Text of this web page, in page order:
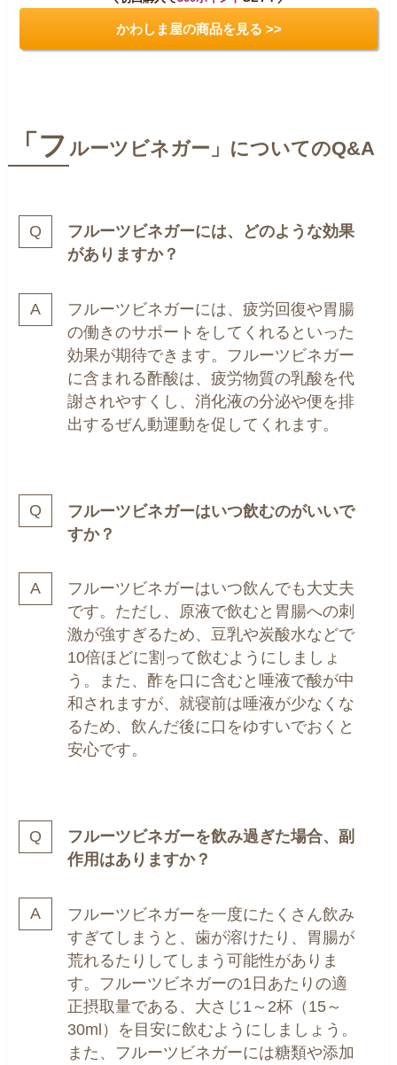
かわしま屋の商品を見る >>
「フ ルーツビネガー」についてのQ&A
フルーツビネガーには、どのような効果
がありますか？
フルーツビネガーには、疲労回復や胃腸
の働きのサポートをしてくれるといった
効果が期待できます。フルーツビネガー
に含まれる酢酸は、疲労物質の乳酸を代
謝されやすくし、消化液の分泌や便を排
出するぜん動運動を促してくれます。
フルーツビネガーはいつ飲むのがいいで
すか？
フルーツビネガーはいつ飲んでも大丈夫
です。ただし、原液で飲むと胃腸への刺
激が強すぎるため、豆乳や炭酸水などで
10倍ほどに割って飲むようにしましょ
う。また、酢を口に含むと唾液で酸が中
和されますが、就寝前は唾液が少なくな
るため、飲んだ後に口をゆすいでおくと
安心です。
フルーツビネガーを飲み過ぎた場合、副
作用はありますか？
フルーツビネガーを一度にたくさん飲み
すぎてしまうと、歯が溶けたり、胃腸が
荒れるたりしてしまう可能性がありま
す。フルーツビネガーの1日あたりの適
正摂取量である、大さじ1～2杯（15～
30ml）を目安に飲むようにしましょう。
また、フルーツビネガーには糖類や添加